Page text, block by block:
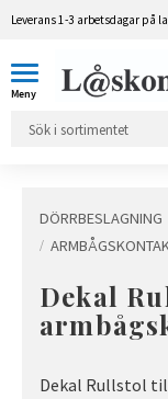
Leverans 1-3 arbetsdagar på
DÖRRBESLAGNING
Dekal
Dekal Rullstol